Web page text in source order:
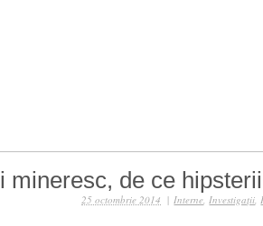
mineresc, de ce
| Interne,Investigaţii,
25 octombrie 2014